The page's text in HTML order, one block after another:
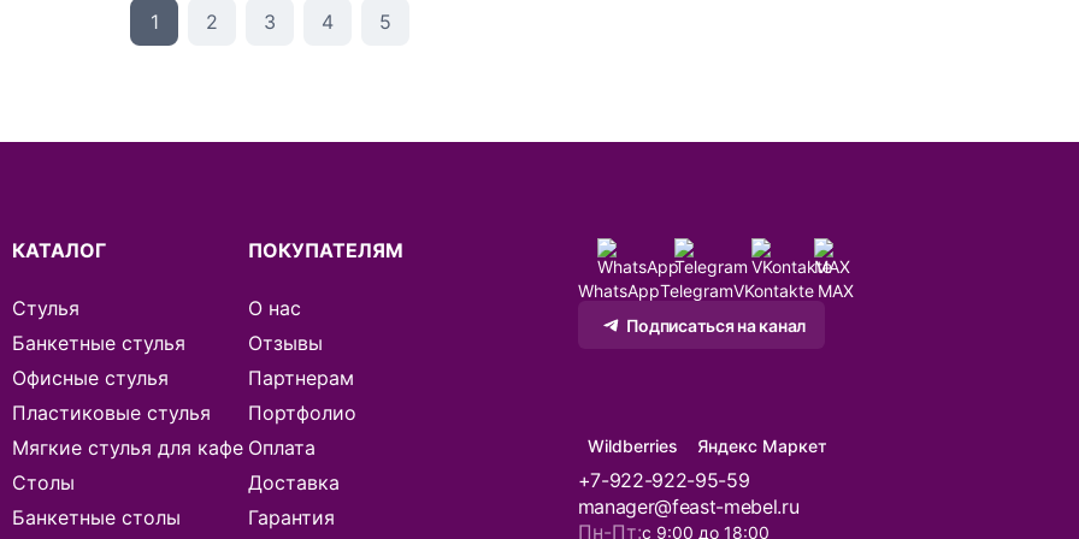
1 2 3 4 5
КАТАЛОГ
Стулья
Банкетные стулья
Офисные стулья
Пластиковые стулья
Мягкие стулья для кафе
Столы
Банкетные столы
ПОКУПАТЕЛЯМ
О нас
Отзывы
Партнерам
Портфолио
Оплата
Доставка
Гарантия
WhatsAppTelegramVKontakte MAX
Подписаться на канал
Wildberries Яндекс Маркет
+7-922-922-95-59
manager@feast-mebel.ru
Пн-Пт:с 9:00 до 18:00